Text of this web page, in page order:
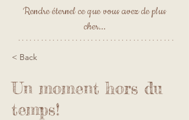
Rendre éternel ce que vous avez de plus
cher...
*****************************************
< Back
Un moment hors du
temps!